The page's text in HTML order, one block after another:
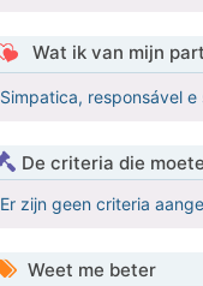
Wat ik van mijn
Simpatica, responsável e
De criteria die
Er zijn geen criteria
Weet me beter